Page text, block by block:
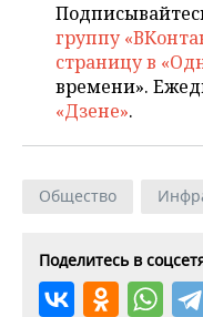
группу
страницу в
времени».
«Дзене».
Общество
Поделитесь в